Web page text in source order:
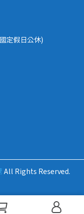
定假日公休)
All Rights Reserved.